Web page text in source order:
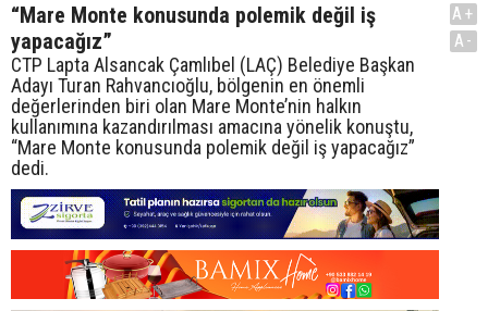
“Mare Monte konusunda polemik değil iş
yapacağız”
CTP Lapta Alsancak Çamlıbel (LAÇ) Belediye Başkan
Adayı Turan Rahvancıoğlu, bölgenin en önemli
değerlerinden biri olan Mare Monte’nin halkın
kullanımına kazandırılması amacına yönelik konuştu,
“Mare Monte konusunda polemik değil iş yapacağız”
dedi.
A+
A-